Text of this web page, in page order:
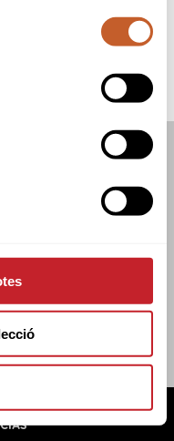
PLANTA. 08006 BCN
DE PRIVACIDAD